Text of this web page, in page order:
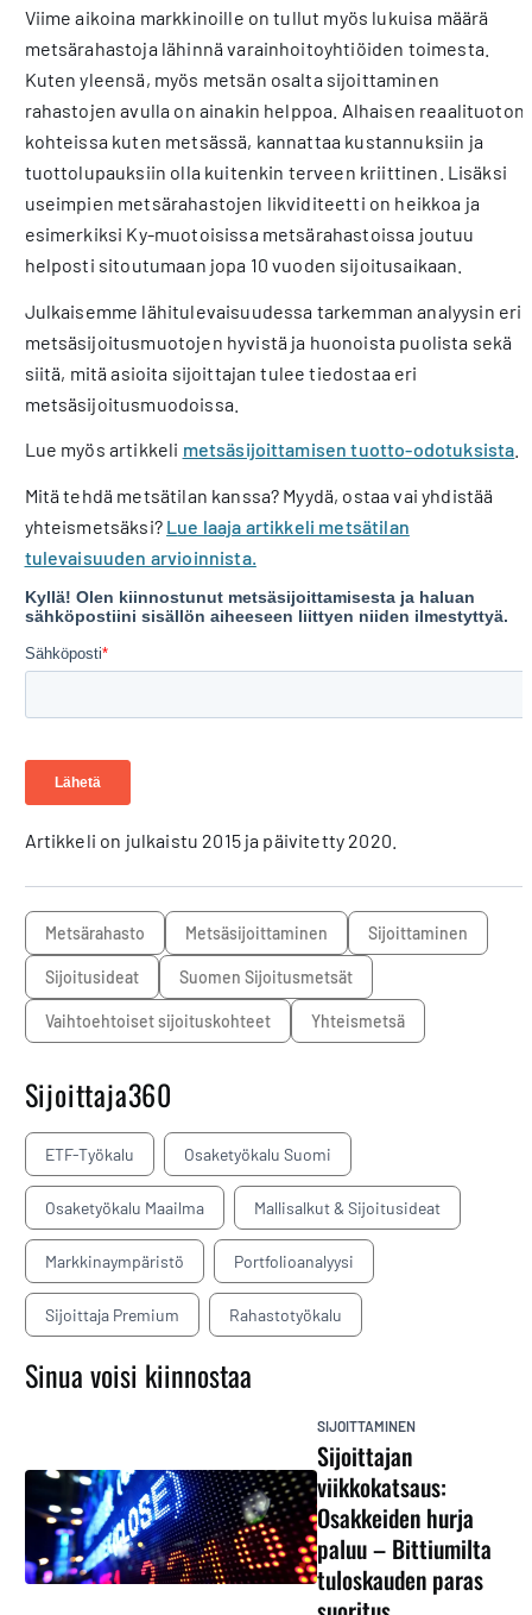
Viime aikoina markkinoille on tullut myös lukuisa määrä
metsärahastoja lähinnä varainhoitoyhtiöiden toimesta.
Kuten yleensä, myös metsän osalta sijoittaminen
rahastojen avulla on ainakin helppoa. Alhaisen reaalituoton
kohteissa kuten metsässä, kannattaa kustannuksiin ja
tuottolupauksiin olla kuitenkin terveen kriittinen. Lisäksi
useimpien metsärahastojen likviditeetti on heikkoa ja
esimerkiksi Ky-muotoisissa metsärahastoissa joutuu
helposti sitoutumaan jopa 10 vuoden sijoitusaikaan.
Julkaisemme lähitulevaisuudessa tarkemman analyysin eri
metsäsijoitusmuotojen hyvistä ja huonoista puolista sekä
siitä, mitä asioita sijoittajan tulee tiedostaa eri
metsäsijoitusmuodoissa.
Lue myös artikkeli metsäsijoittamisen tuotto-odotuksista
Mitä tehdä metsätilan kanssa? Myydä, ostaa vai yhdistää
yhteismetsäksi? Lue laaja artikkeli metsätilan
tulevaisuuden arvioinnista.
Artikkeli on julkaistu 2015 ja päivitetty 2020.
metsärahasto metsäsijoittaminen sijoittaminen
sijoitusideat Suomen Sijoitusmetsät
vaihtoehtoiset sijoituskohteet yhteismetsä
Sijoittaja360
ETF-Työkalu Osaketyökalu Suomi
Osaketyökalu Maailma Mallisalkut & Sijoitusideat
Markkinaympäristö Portfolioanalyysi
Sijoittaja Premium Rahastotyökalu
Sinua voisi kiinnostaa
SIJOITTAMINEN
Sijoittajan
viikkokatsaus:
Osakkeiden hurja
paluu – Bittiumilta
tuloskauden paras